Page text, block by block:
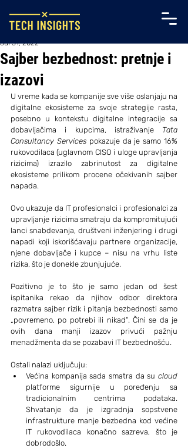
Sajber bezbednost: pretnje i
izazovi
Jul 31, 2022
U vreme kada se kompanije sve više oslanjaju na
digitalne ekosisteme za svoje strategije rasta,
posebno u kontekstu digitalne integracije sa
dobavljačima i kupcima, istraživanje Tata
Consultancy Services pokazuje da je samo 16%
rukovodilaca (uglavnom CISO i uloge upravljanja
rizicima) izrazilo zabrinutost za digitalne
ekosisteme prilikom procene očekivanih sajber
napada.
Ovo ukazuje da IT profesionalci i profesionalci za
upravljanje rizicima smatraju da kompromitujući
lanci snabdevanja, društveni inženjering i drugi
napadi koji iskorišćavaju partnere organizacije,
njene dobavljače i kupce – nisu na vrhu liste
rizika, što je donekle zbunjujuće.
Pozitivno je to što je samo jedan od šest
ispitanika rekao da njihov odbor direktora
razmatra sajber rizik i pitanja bezbednosti samo
„povremeno, po potrebi ili nikad“. Čini se da je
ovih dana manji izazov privući pažnju
menadžmenta da se pozabavi IT bezbednošću.
Ostali nalazi uključuju:
Većina kompanija sada smatra da su cloud
platforme sigurnije u poređenju sa
tradicionalnim centrima podataka.
Shvatanje da je izgradnja sopstvene
infrastrukture manje bezbedna kod većine
IT rukovodilaca konačno sazreva, što je
dobrodošlo.